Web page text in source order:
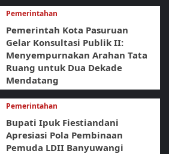
Pemerintahan
Pemerintah Kota Pasuruan
Gelar Konsultasi Publik II:
Menyempurnakan Arahan Tata
Ruang untuk Dua Dekade
Mendatang
Pemerintahan
Bupati Ipuk Fiestiandani
Apresiasi Pola Pembinaan
Pemuda LDII Banyuwangi